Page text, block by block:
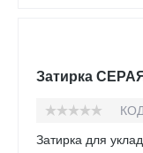
Затирка
Затирка для